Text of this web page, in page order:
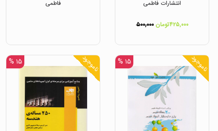
انتشارات فاطمی
۴۲۵,۰۰۰تومان ۵۰۰,۰۰۰
فاطمی
ناموجود ۱۵ % ناموجود ۱۵ %